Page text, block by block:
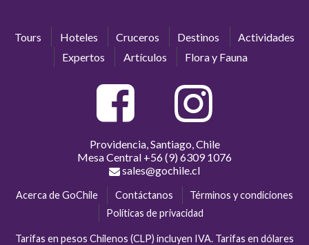
Tours Hoteles Cruceros Destinos
Actividades
Expertos
Artículos Flora y Fauna
Providencia, Santiago, Chile
Mesa Central +56 (9) 6309 1076
sales@gochile.cl
Acerca de GoChile Contáctanos
Términos y condiciones
Políticas de privacidad
Tarifas en pesos Chilenos (CLP) incluyen IVA. Tarifas en dólares